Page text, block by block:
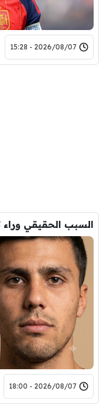
2026/08/07 - 15:28
السبب الحقيقي
2026/08/07 - 18:00